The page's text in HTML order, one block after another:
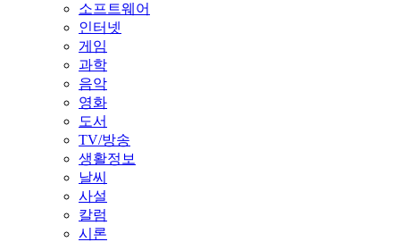
소프트웨어
인터넷
게임
과학
음악
영화
도서
TV/방송
생활정보
날씨
사설
칼럼
시론